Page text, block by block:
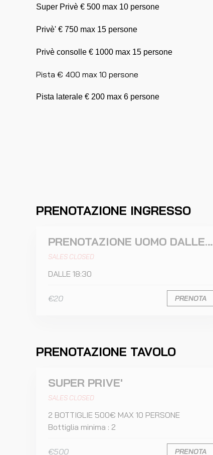
Super Privè € 500 max 10 persone
Privè' € 750 max 15 persone
Privè consolle € 1000 max 15 persone
Pista € 400 max 10 persone
Pista laterale € 200 max 6 persone
PRENOTAZIONE INGRESSO
PRENOTAZIONE UOMO DALLE 18:30
SALES CLOSED
DALLE 18:30
€20 PRENOTA
PRENOTAZIONE TAVOLO
SUPER PRIVE'
SALES CLOSED
2 BOTTIGLIE 500€ MAX 10 PERSONE
Bottiglia minima : 2
€500 PRENOTA